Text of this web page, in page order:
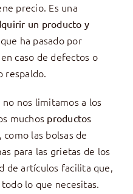
precio. Es una
un producto y
ha pasado por
caso de defectos o
respaldo.
nos limitamos a los
muchos productos
, como las bolsas de
para las grietas de los
de artículos facilita que,
lo que necesitas.